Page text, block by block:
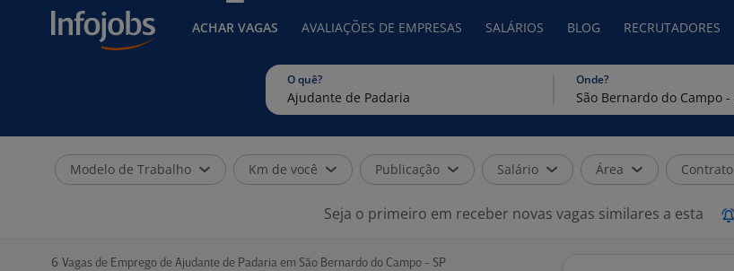
ACHAR VAGAS AVALIAÇÕES DE EMPRESAS SALÁRIOS BLOG RECRUTADORES
O quê? Onde?
Modelo de Trabalho Km de você Publicação Salário Área Contrato
Seja o primeiro em receber novas vagas similares a esta
6 Vagas de Emprego de Ajudante de Padaria em São Bernardo do Campo - SP